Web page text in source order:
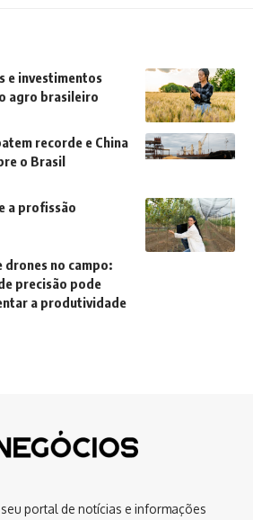
e investimentos
agro brasileiro
recorde e China
o Brasil
a profissão
no campo:
precisão pode
a produtividade
portal de notícias e informações